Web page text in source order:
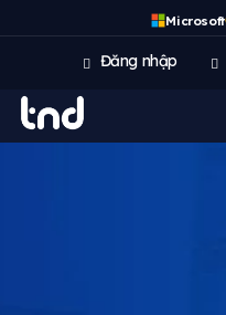
Microsoft
Đăng nhập